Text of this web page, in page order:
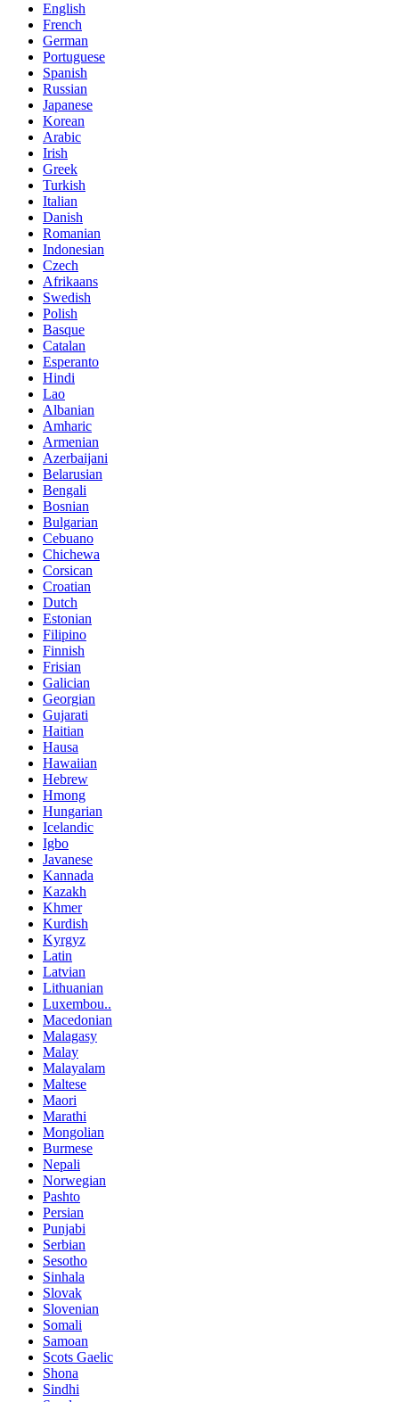
English
French
German
Portuguese
Spanish
Russian
Japanese
Korean
Arabic
Irish
Greek
Turkish
Italian
Danish
Romanian
Indonesian
Czech
Afrikaans
Swedish
Polish
Basque
Catalan
Esperanto
Hindi
Lao
Albanian
Amharic
Armenian
Azerbaijani
Belarusian
Bengali
Bosnian
Bulgarian
Cebuano
Chichewa
Corsican
Croatian
Dutch
Estonian
Filipino
Finnish
Frisian
Galician
Georgian
Gujarati
Haitian
Hausa
Hawaiian
Hebrew
Hmong
Hungarian
Icelandic
Igbo
Javanese
Kannada
Kazakh
Khmer
Kurdish
Kyrgyz
Latin
Latvian
Lithuanian
Luxembou..
Macedonian
Malagasy
Malay
Malayalam
Maltese
Maori
Marathi
Mongolian
Burmese
Nepali
Norwegian
Pashto
Persian
Punjabi
Serbian
Sesotho
Sinhala
Slovak
Slovenian
Somali
Samoan
Scots Gaelic
Shona
Sindhi